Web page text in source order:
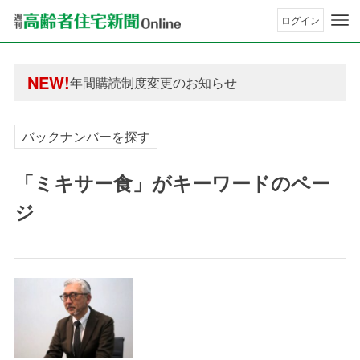
ログイン
NEW!
年間購読制度変更のお知らせ
年間購読制度変更のお知らせ
バックナンバーを探す
「ミキサー食」がキーワードのペー
ジ